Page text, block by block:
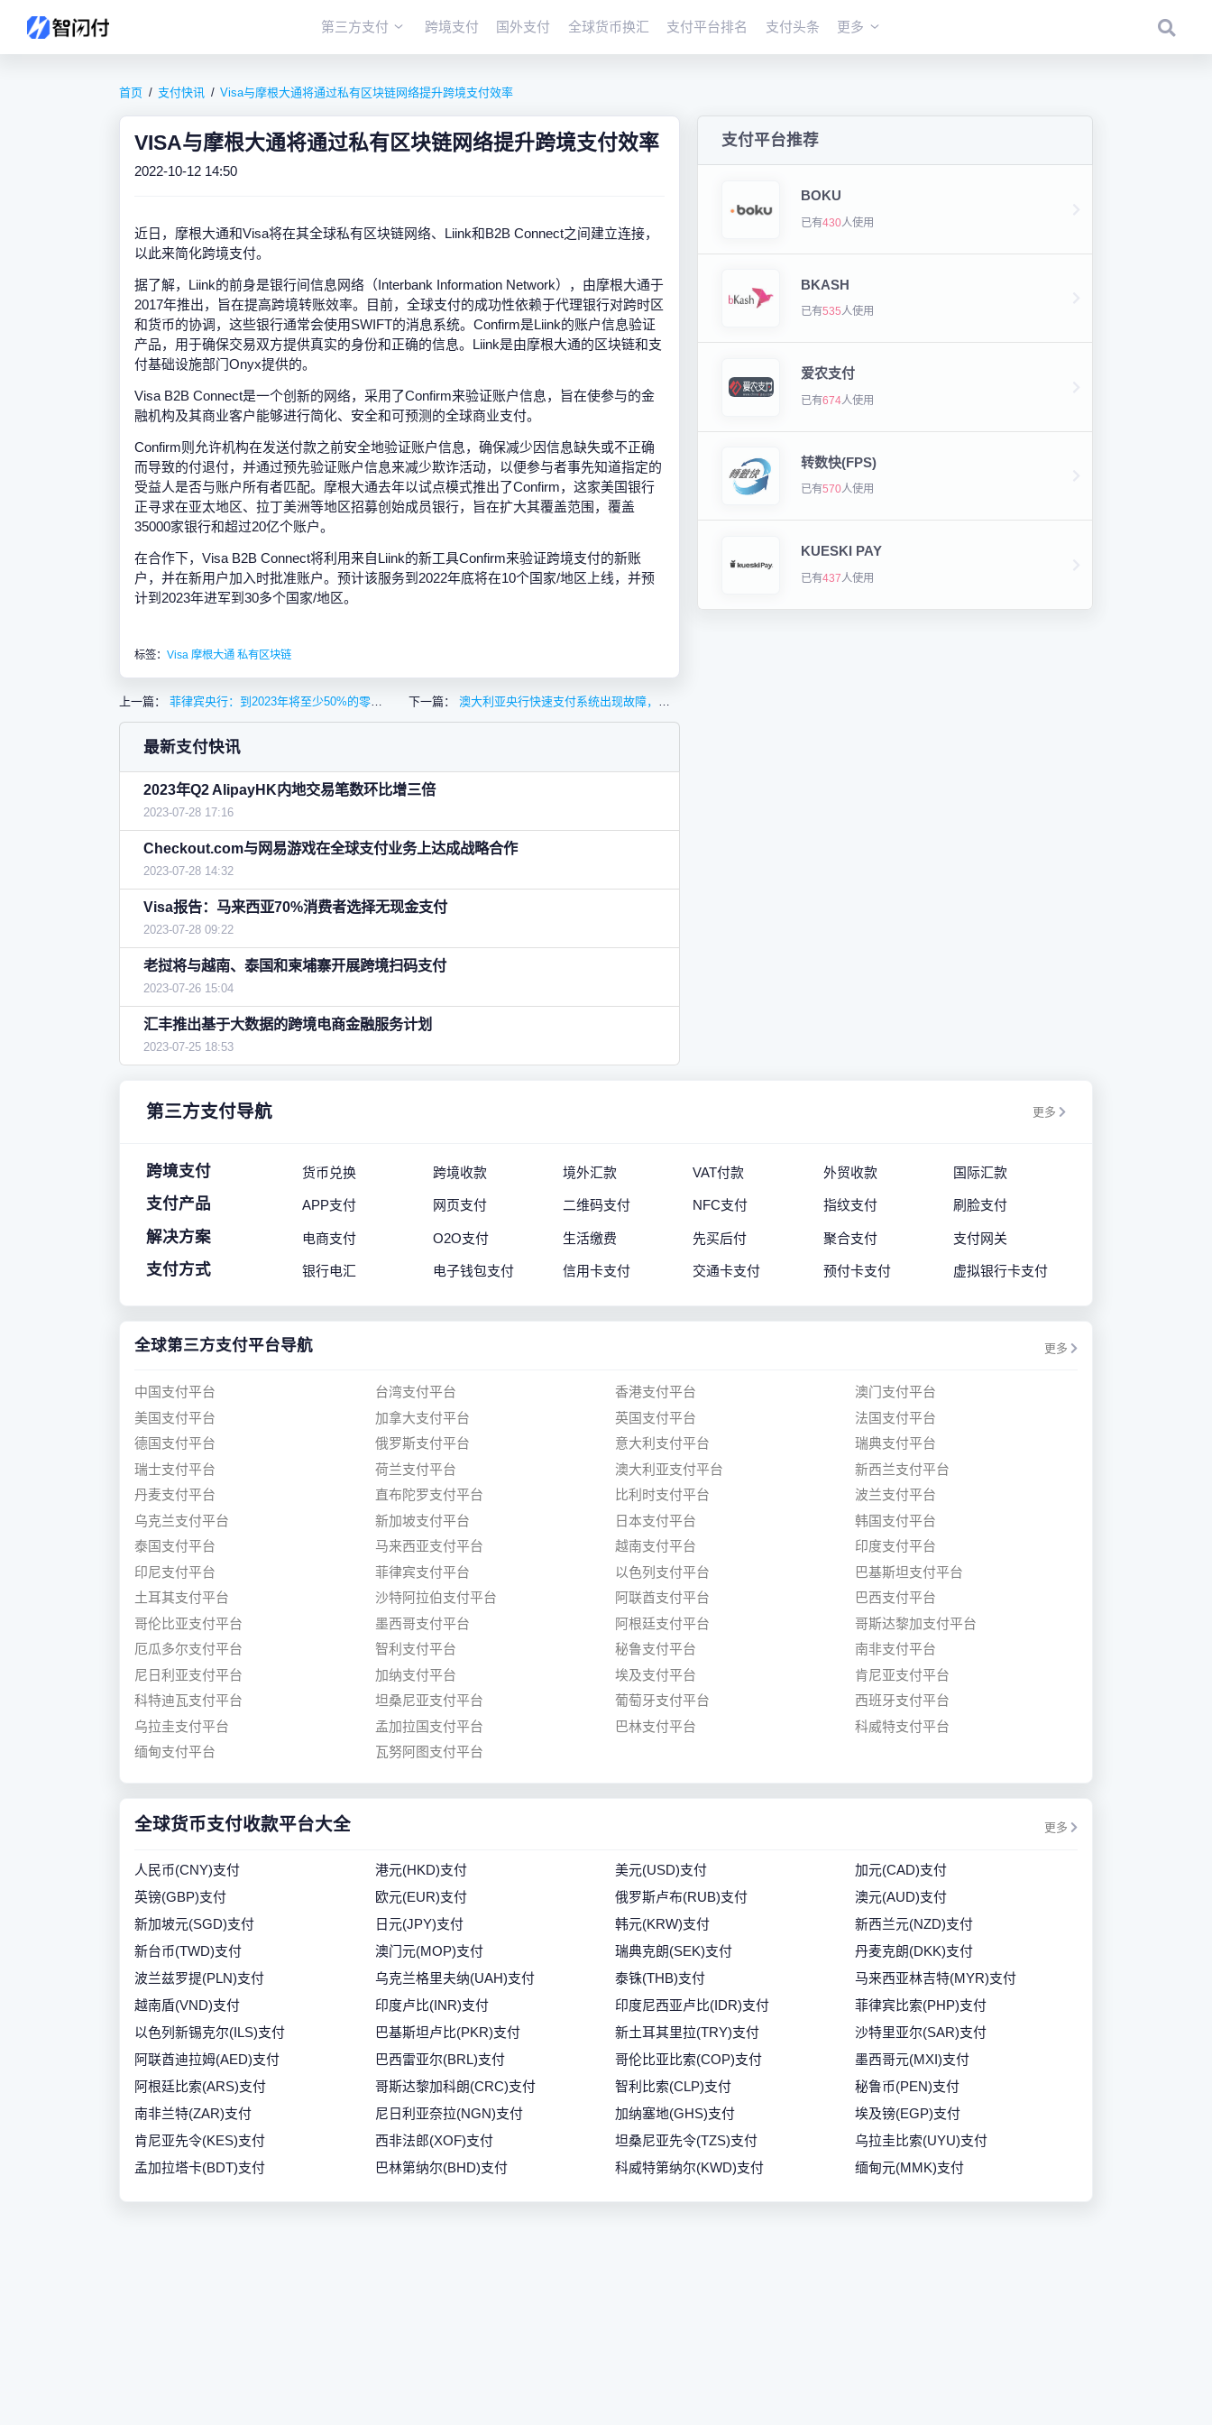
第三方支付 跨境支付 国外支付 全球货币换汇 支付平台排名 支付头条 更多
首页 支付快讯 Visa与摩根大通将通过私有区块链网络提升跨境支付效率
VISA与摩根大通将通过私有区块链网络提升跨境支付效率
2022-10-12 14:50
近日，摩根大通和Visa将在其全球私有区块链网络、Liink和B2B Connect之间建立连接，
以此来简化跨境支付。
据了解，Liink的前身是银行间信息网络（Interbank Information Network），由摩根大通于
2017年推出，旨在提高跨境转账效率。目前，全球支付的成功性依赖于代理银行对跨时区
和货币的协调，这些银行通常会使用SWIFT的消息系统。Confirm是Liink的账户信息验证
产品，用于确保交易双方提供真实的身份和正确的信息。Liink是由摩根大通的区块链和支
付基础设施部门Onyx提供的。
Visa B2B Connect是一个创新的网络，采用了Confirm来验证账户信息，旨在使参与的金
融机构及其商业客户能够进行简化、安全和可预测的全球商业支付。
Confirm则允许机构在发送付款之前安全地验证账户信息，确保减少因信息缺失或不正确
而导致的付退付，并通过预先验证账户信息来减少欺诈活动，以便参与者事先知道指定的
受益人是否与账户所有者匹配。摩根大通去年以试点模式推出了Confirm，这家美国银行
正寻求在亚太地区、拉丁美洲等地区招募创始成员银行，旨在扩大其覆盖范围，覆盖
35000家银行和超过20亿个账户。
在合作下，Visa B2B Connect将利用来自Liink的新工具Confirm来验证跨境支付的新账
户，并在新用户加入时批准账户。预计该服务到2022年底将在10个国家/地区上线，并预
计到2023年进军到30多个国家/地区。
标签：Visa 摩根大通 私有区块链
上一篇： 菲律宾央行：到2023年将至少50%的零售支付交易量数字化 下一篇： 澳大利亚央行快速支付系统出现故障，多家银行付款业务延迟
最新支付快讯
2023年Q2 AlipayHK内地交易笔数环比增三倍
2023-07-28 17:16
Checkout.com与网易游戏在全球支付业务上达成战略合作
2023-07-28 14:32
Visa报告：马来西亚70%消费者选择无现金支付
2023-07-28 09:22
老挝将与越南、泰国和柬埔寨开展跨境扫码支付
2023-07-26 15:04
汇丰推出基于大数据的跨境电商金融服务计划
2023-07-25 18:53
支付平台推荐
BOKU
已有430人使用
BKASH
已有535人使用
爱农支付
已有674人使用
转数快(FPS)
已有570人使用
KUESKI PAY
已有437 人使用
第三方支付导航 更多
跨境支付 货币兑换 跨境收款 境外汇款 VAT付款 外贸收款 国际汇款
支付产品 APP支付 网页支付 二维码支付 NFC支付 指纹支付 刷脸支付
解决方案 电商支付 O2O支付 生活缴费 先买后付 聚合支付 支付网关
支付方式 银行电汇 电子钱包支付 信用卡支付 交通卡支付 预付卡支付 虚拟银行卡支付
全球第三方支付平台导航 更多
中国支付平台 台湾支付平台 香港支付平台
澳门支付平台
美国支付平台
加拿大支付平台 英国支付平台
法国支付平台
德国支付平台
俄罗斯支付平台 意大利支付平台
瑞典支付平台
瑞士支付平台
荷兰支付平台 澳大利亚支付平台
新西兰支付平台
丹麦支付平台
直布陀罗支付平台 比利时支付平台
波兰支付平台
乌克兰支付平台
新加坡支付平台 日本支付平台
韩国支付平台
泰国支付平台
马来西亚支付平台 越南支付平台
印度支付平台
印尼支付平台
菲律宾支付平台 以色列支付平台
巴基斯坦支付平台
土耳其支付平台
沙特阿拉伯支付平台 阿联酋支付平台
巴西支付平台
哥伦比亚支付平台
墨西哥支付平台 阿根廷支付平台
哥斯达黎加支付平台
厄瓜多尔支付平台
智利支付平台 秘鲁支付平台
南非支付平台
尼日利亚支付平台
加纳支付平台 埃及支付平台
肯尼亚支付平台
科特迪瓦支付平台
坦桑尼亚支付平台 葡萄牙支付平台
西班牙支付平台
乌拉圭支付平台
孟加拉国支付平台 巴林支付平台
科威特支付平台
缅甸支付平台
瓦努阿图支付平台
全球货币支付收款平台大全 更多
人民币(CNY)支付 港元(HKD)支付 美元(USD)支付
加元(CAD)支付
英镑(GBP)支付
欧元(EUR)支付 俄罗斯卢布(RUB)支付
澳元(AUD)支付
新加坡元(SGD)支付
日元(JPY)支付 韩元(KRW)支付
新西兰元(NZD)支付
新台币(TWD)支付
澳门元(MOP)支付 瑞典克朗(SEK)支付
丹麦克朗(DKK)支付
波兰兹罗提(PLN)支付
乌克兰格里夫纳(UAH)支付 泰铢(THB)支付
马来西亚林吉特(MYR)支付
越南盾(VND)支付
印度卢比(INR)支付 印度尼西亚卢比(IDR)支付
菲律宾比索(PHP)支付
以色列新锡克尔(ILS)支付
巴基斯坦卢比(PKR)支付 新土耳其里拉(TRY)支付
沙特里亚尔(SAR)支付
阿联酋迪拉姆(AED)支付
巴西雷亚尔(BRL)支付 哥伦比亚比索(COP)支付
墨西哥元(MXI)支付
阿根廷比索(ARS)支付
哥斯达黎加科朗(CRC)支付 智利比索(CLP)支付
秘鲁币(PEN)支付
南非兰特(ZAR)支付
尼日利亚奈拉(NGN)支付 加纳塞地(GHS)支付
埃及镑(EGP)支付
肯尼亚先令(KES)支付
西非法郎(XOF)支付 坦桑尼亚先令(TZS)支付
乌拉圭比索(UYU)支付
孟加拉塔卡(BDT)支付
巴林第纳尔(BHD)支付 科威特第纳尔(KWD)支付 缅甸元(MMK)支付